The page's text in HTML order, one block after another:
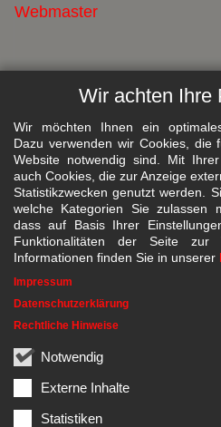
Wir achten Ihre
Wir möchten Ihnen ein
Dazu verwenden wir Cookies, die
Website notwendig sind. Mit
auch Cookies, die zur Anzeige
Statistikzwecken genutzt werden.
welche Kategorien Sie zulassen
dass auf Basis Ihrer
Funktionalitäten der Seite zur
Informationen finden Sie in unserer
Notwendig
Externe Inhalte
Statistiken
Impressum
Datenschutzerklärung
Rechtliche Hinweise
Webmaster